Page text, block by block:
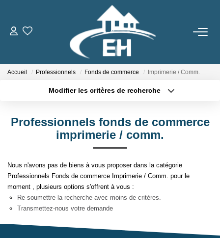
ACHETER
Gestion Locative
NOTRE AGENCE
Qui Sommes-Nous
Accueil Professionnels Fonds de commerce Imprimerie / Comm.
Modifier les critères de recherche
Sélectionnez...
Type de bien
Surface min
Créer une alerte
Professionnels fonds de commerce
imprimerie / comm.
Nous n'avons pas de biens à vous proposer dans la catégorie
Professionnels Fonds de commerce Imprimerie / Comm. pour le
moment , plusieurs options s'offrent à vous :
Re-soumettre la recherche avec moins de critères.
Transmettez-nous votre demande